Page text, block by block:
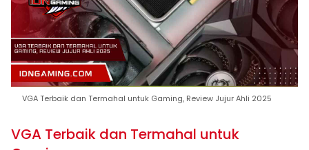
VGA Terbaik dan Termahal untuk Gaming, Review Jujur Ahli 2025
VGA Terbaik dan Termahal untuk